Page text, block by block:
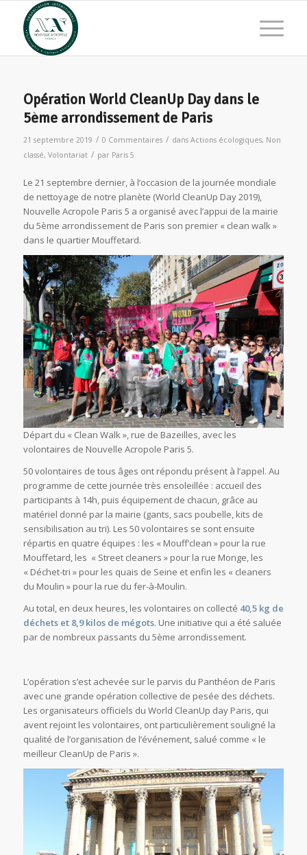
Opération World CleanUp Day dans le
5ème arrondissement de Paris
21 septembre 2019 / 0 Commentaires / dans Actions écologiques, Non
classé, Volontariat / par Paris 5
Le 21 septembre dernier, à l’occasion de la journée mondiale
de nettoyage de notre planète (World CleanUp Day 2019),
Nouvelle Acropole Paris 5 a organisé avec l’appui de la mairie
du 5ème arrondissement de Paris son premier « clean walk »
dans le quartier Mouffetard.
Départ du « Clean Walk », rue de Bazeilles, avec les
volontaires de Nouvelle Acropole Paris 5.
50 volontaires de tous âges ont répondu présent à l’appel. Au
programme de cette journée très ensoleillée : accueil des
participants à 14h, puis équipement de chacun, grâce au
matériel donné par la mairie (gants, sacs poubelle, kits de
sensibilisation au tri). Les 50 volontaires se sont ensuite
répartis en quatre équipes : les « Mouff’clean » pour la rue
Mouffetard, les « Street cleaners » pour la rue Monge, les
« Déchet-tri » pour les quais de Seine et enfin les « cleaners
du Moulin » pour la rue du fer-à-Moulin.
Au total, en deux heures, les volontaires on collecté 40,5 kg de
déchets et 8,9 kilos de mégots. Une initiative qui a été saluée
par de nombreux passants du 5ème arrondissement.
L’opération s’est achevée sur le parvis du Panthéon de Paris
avec une grande opération collective de pesée des déchets.
Les organisateurs officiels du World CleanUp day Paris, qui
avent rejoint les volontaires, ont particulièrement souligné la
qualité de l’organisation de l’événement, salué comme « le
meilleur CleanUp de Paris ».